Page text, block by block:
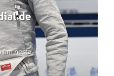
de
fim nesta